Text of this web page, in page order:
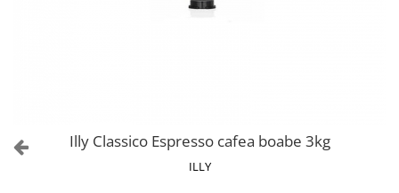
Illy Classico Espresso cafea boabe 3kg
ILLY